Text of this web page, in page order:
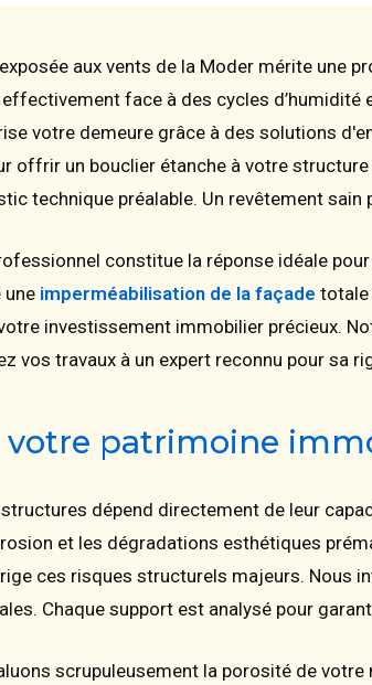
aux vents de la Moder mérite une
face à des cycles d’humidité
votre demeure grâce à des solutions
offrir un bouclier étanche à votre
technique préalable. Un revêtement
constitue la réponse idéale
une imperméabilisation de la façade totale
investissement immobilier précieux.
vos travaux à un expert reconnu pour sa
votre patrimoine
dépend directement de leur
et les dégradations esthétiques
ces risques structurels majeurs. Nous
Chaque support est analysé pour
scrupuleusement la porosité de